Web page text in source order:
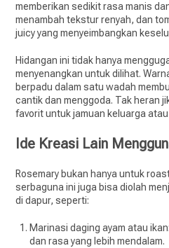
memberikan sedikit rasa manis
menambah tekstur renyah, dan
juicy yang menyeimbangkan
Hidangan ini tidak hanya
menyenangkan untuk dilihat.
berpadu dalam satu wadah
cantik dan menggoda. Tak heran
favorit untuk jamuan keluarga
Ide Kreasi Lain
Rosemary bukan hanya untuk
serbaguna ini juga bisa diolah
di dapur, seperti:
Marinasi daging ayam atau
dan rasa yang lebih mendalam.